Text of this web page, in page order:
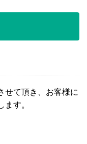
せて頂き、お客様に
す。